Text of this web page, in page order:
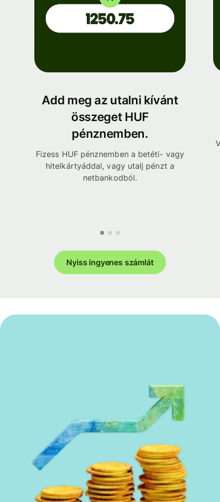
Add meg az utalni kívánt
összeget HUF
pénznemben.
Fizess HUF pénznemben a betéti- vagy
hitelkártyáddal, vagy utalj pénzt a
netbankodból.
Nyiss ingyenes számlát